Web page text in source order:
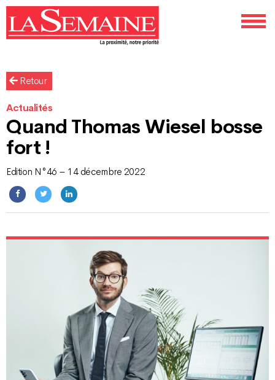
Retour
Actualités
Quand Thomas Wiesel bosse
fort !
Edition N°46 – 14 décembre 2022